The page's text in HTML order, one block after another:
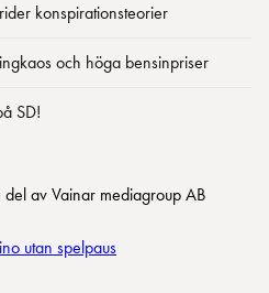
konspirationsteorier
och höga bensinpriser
SD!
av Vainar mediagroup AB
utan spelpaus